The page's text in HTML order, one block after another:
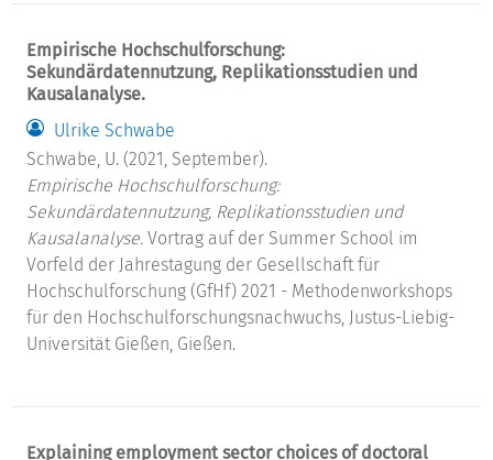
Empirische Hochschulforschung:
Sekundärdatennutzung, Replikationsstudien und
Kausalanalyse.
Ulrike Schwabe
Schwabe, U. (2021, September).
Empirische Hochschulforschung:
Sekundärdatennutzung, Replikationsstudien und
Kausalanalyse. Vortrag auf der Summer School im
Vorfeld der Jahrestagung der Gesellschaft für
Hochschulforschung (GfHf) 2021 - Methodenworkshops
für den Hochschulforschungsnachwuchs, Justus-Liebig-
Universität Gießen, Gießen.
Explaining employment sector choices of doctoral